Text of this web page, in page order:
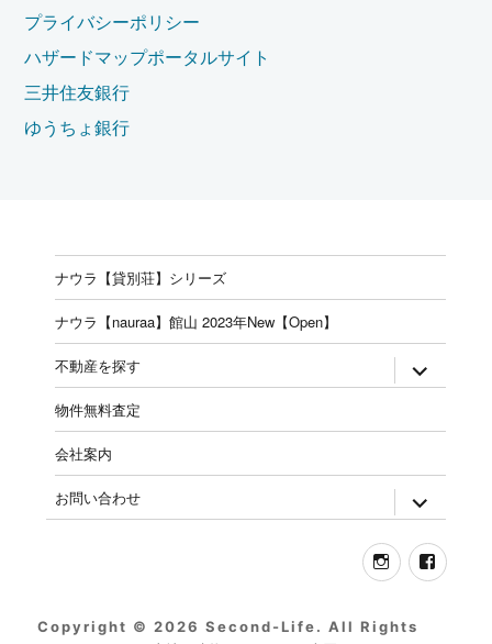
プライバシーポリシー
ハザードマップポータルサイト
三井住友銀行
ゆうちょ銀行
ナウラ【貸別荘】シリーズ
ナウラ【nauraa】館山 2023年New【Open】
不動産を探す expand
child
物件無料査定
会社案内
お問い合わせ expand
child
Instagram
Copyright © 2026 Second-Life. All Rights